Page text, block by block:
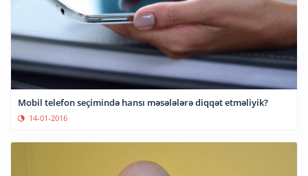
Mobil telefon seçimində hansı məsələlərə diqqət etməliyik?
14-01-2016